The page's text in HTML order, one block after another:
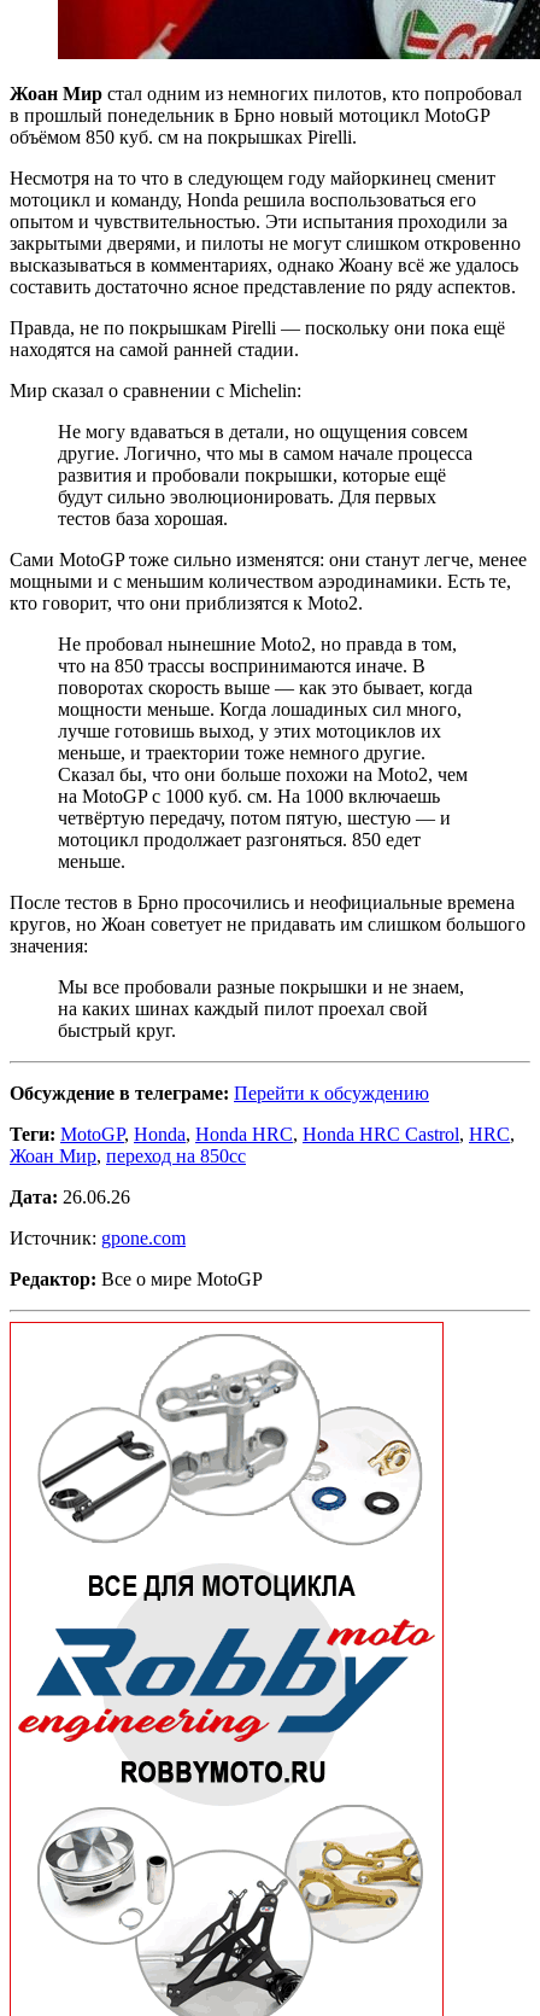
Жоан Мир стал одним из немногих пилотов, кто попробовал
в прошлый понедельник в Брно новый мотоцикл MotoGP
объёмом 850 куб. см на покрышках Pirelli.
Несмотря на то что в следующем году майоркинец сменит
мотоцикл и команду, Honda решила воспользоваться его
опытом и чувствительностью. Эти испытания проходили за
закрытыми дверями, и пилоты не могут слишком откровенно
высказываться в комментариях, однако Жоану всё же удалось
составить достаточно ясное представление по ряду аспектов.
Правда, не по покрышкам Pirelli — поскольку они пока ещё
находятся на самой ранней стадии.
Мир сказал о сравнении с Michelin:
Не могу вдаваться в детали, но ощущения совсем
другие. Логично, что мы в самом начале процесса
развития и пробовали покрышки, которые ещё
будут сильно эволюционировать. Для первых
тестов база хорошая.
Сами MotoGP тоже сильно изменятся: они станут легче, менее
мощными и с меньшим количеством аэродинамики. Есть те,
кто говорит, что они приблизятся к Moto2.
Не пробовал нынешние Moto2, но правда в том,
что на 850 трассы воспринимаются иначе. В
поворотах скорость выше — как это бывает, когда
мощности меньше. Когда лошадиных сил много,
лучше готовишь выход, у этих мотоциклов их
меньше, и траектории тоже немного другие.
Сказал бы, что они больше похожи на Moto2, чем
на MotoGP с 1000 куб. см. На 1000 включаешь
четвёртую передачу, потом пятую, шестую — и
мотоцикл продолжает разгоняться. 850 едет
меньше.
После тестов в Брно просочились и неофициальные времена
кругов, но Жоан советует не придавать им слишком большого
значения:
Мы все пробовали разные покрышки и не знаем,
на каких шинах каждый пилот проехал свой
быстрый круг.
Обсуждение в телеграме: Перейти к обсуждению
Теги: MotoGP, Honda, Honda HRC, Honda HRC Castrol, HRC,
Жоан Мир, переход на 850cc
Дата: 26.06.26
Источник: gpone.com
Редактор: Все о мире MotoGP